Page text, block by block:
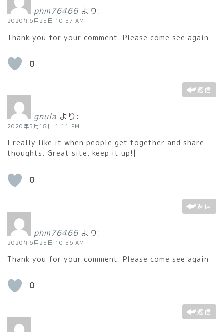
phm76466 より:
2020年6月25日 10:57 AM
Thank you for your comment. Please come see again
0
返信
gnula より:
2020年5月18日 1:11 PM
I really like it when people get together and share
thoughts. Great site, keep it up!|
0
返信
phm76466 より:
2020年6月25日 10:56 AM
Thank you for your comment. Please come see again
0
返信